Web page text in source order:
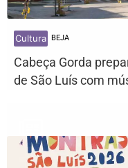
Cultura BEJA
Cabeça Gorda
de São Luís com